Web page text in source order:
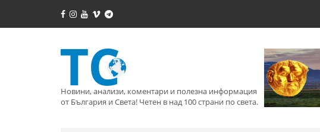
Новини, анализи, коментари и полезна информация
от България и Света! Четен в над 100 страни по света.